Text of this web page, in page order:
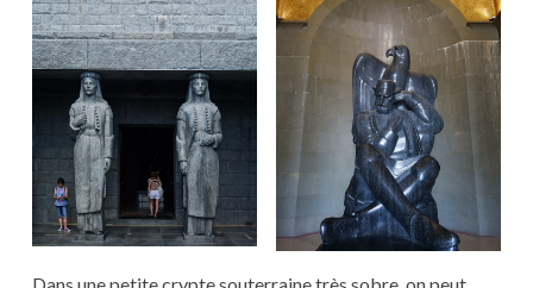
Dans une petite crypte souterraine très sobre, on peut